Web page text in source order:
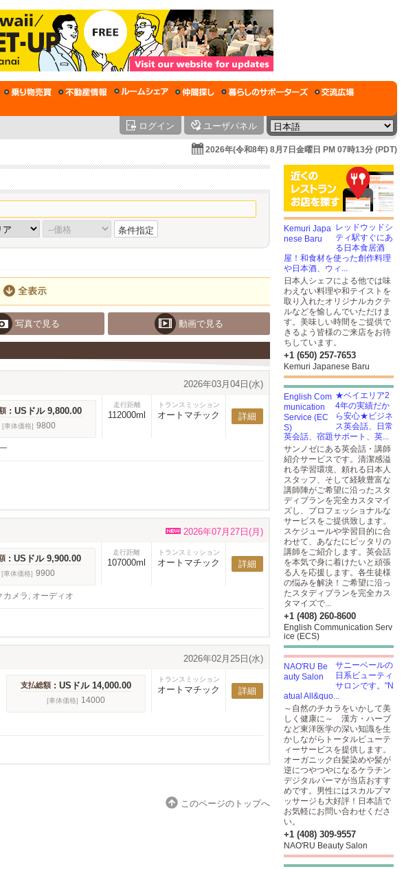
ログイン ユーザパネル
2026年(令和8年) 8月7日金曜日 PM 07時13分 (PDT)
条件指定
写真で見る 動画で見る
2026年03月04日(水)
: USドル 9,800.00
[車体価格] 9800
走行距離
112000ml
トランスミッション
オートマチック 詳細
2026年07月27日(月)
: USドル 9,900.00
[車体価格] 9900
走行距離
107000ml
トランスミッション
オートマチック 詳細
カメラ, オーディオ
2026年02月25日(水)
支払総額 : USドル 14,000.00
[車体価格] 14000
トランスミッション
オートマチック 詳細
このページのトップへ
レッドウッドシ
ティ駅すぐにあ
る日本食居酒
屋！和食材を使った創作料理
や日本酒、ウィ...
日本人シェフによる他では味
わえない料理や和テイストを
取り入れたオリジナルカクテ
ルなどを愉しんでいただけま
す。美味しい時間をご提供で
きるよう皆様のご来店をお待
ちしています。
+1 (650) 257-7653
Kemuri Japanese Baru
★ベイエリア2
4年の実績だか
ら安心★ビジネ
ス英会話、日常
英会話、宿題サポート、英...
サンノゼにある英会話・講師
紹介サービスです。清潔感溢
れる学習環境、頼れる日本人
スタッフ、そして経験豊富な
講師陣がご希望に沿ったスタ
ディプランを完全カスタマイ
ズし、プロフェッショナルな
サービスをご提供致します。
スケジュールや学習目的に合
わせて、あなたにピッタリの
講師をご紹介します。英会話
を本気で身に着けたいと頑張
る人を応援します。各生徒様
の悩みを解決！ご希望に沿っ
たスタディプランを完全カス
タマイズで...
+1 (408) 260-8600
English Communication Serv
ice (ECS)
サニーベールの
日系ビューティ
サロンです。"N
atual All&quo...
～自然のチカラをいかして美
しく健康に～ 漢方・ハーブ
など東洋医学の深い知識を生
かしながらトータルビューテ
ィーサービスを提供します。
オーガニック白髪染めや髪が
逆につやつやになるケラチン
デジタルパーマが当店おすす
めです。男性にはスカルプマ
ッサージも大好評！日本語で
お気軽にお問い合わせくださ
い。
+1 (408) 309-9557
NAO'RU Beauty Salon